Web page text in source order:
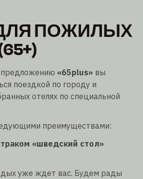
ПОЖИЛЫХ
«65plus» вы
поездкой по городу и
отелях по специальной
преимуществами:
«шведский стол»
уже ждет вас. Будем рады